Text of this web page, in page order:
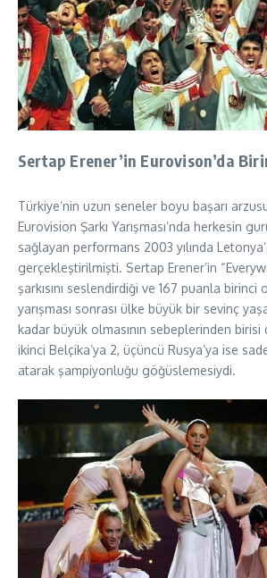
Sertap Erener’in Eurovison’da
Türkiye’nin uzun seneler boyu başarı
Eurovision Şarkı Yarışması’nda herkesin
sağlayan performans 2003 yılında
gerçekleştirilmişti. Sertap Erener’in
şarkısını seslendirdiği ve 167 puanla birinci
yarışması sonrası ülke büyük bir sevinç
kadar büyük olmasının sebeplerinden birisi
ikinci Belçika’ya 2, üçüncü Rusya’ya ise
atarak şampiyonluğu göğüslemesiydi.